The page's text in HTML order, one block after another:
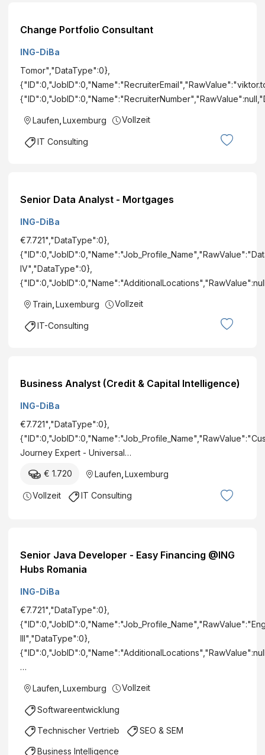
Change Portfolio Consultant
ING-DiBa
Tomor","DataType":0},
Laufen Luxemburg Vollzeit
IT Consulting
Senior Data Analyst - Mortgages
ING-DiBa
€7.721","DataType":0},
IV","DataType":0},
Train Luxemburg Vollzeit
IT-Consulting
Business Analyst (Credit & Capital Intelligence)
ING-DiBa
€7.721","DataType":0},
Journey Expert - Universal…
€ 1.720 Laufen, Luxemburg
Vollzeit IT Consulting
Senior Java Developer - Easy Financing @ING
Hubs Romania
ING-DiBa
€7.721","DataType":0},
III","DataType":0},
…
Laufen Luxemburg Vollzeit
Softwareentwicklung
Technischer Vertrieb SEO & SEM
Business Intelligence